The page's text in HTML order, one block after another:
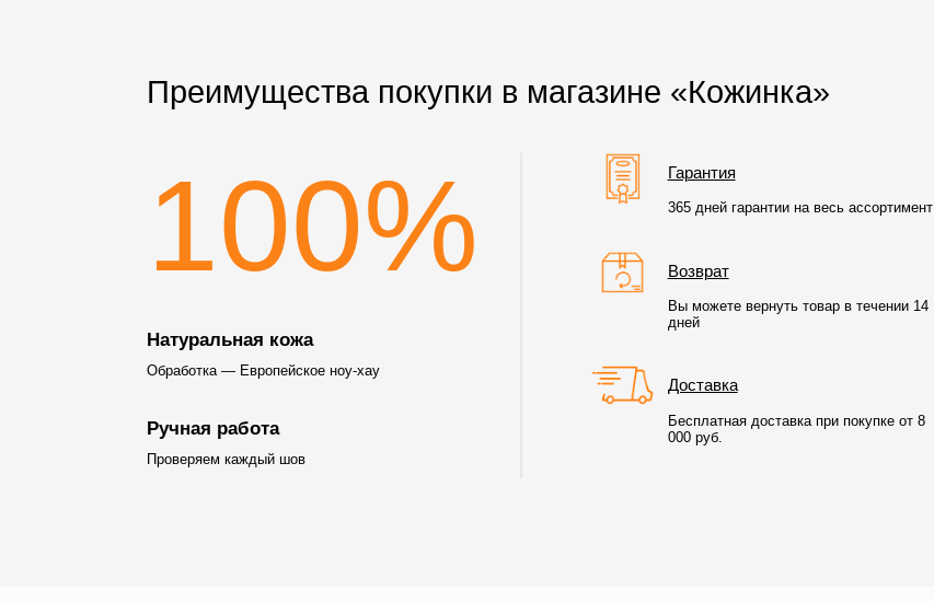
Преимущества покупки в магазине «Кожинка»
100%
Натуральная кожа
Обработка — Европейское ноу-хау
Ручная работа
Проверяем каждый шов
Гарантия
365 дней гарантии на весь ассортимент
Возврат
Вы можете вернуть товар в течении 14
дней
Доставка
Бесплатная доставка при покупке от 8
000 руб.